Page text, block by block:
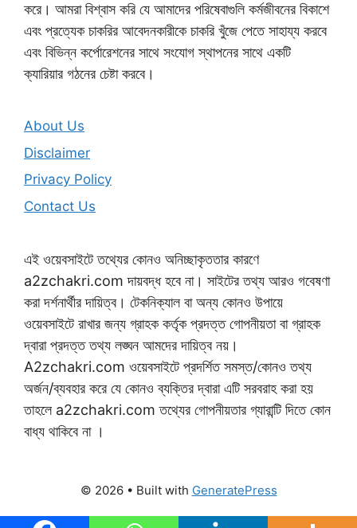
করে। আমরা বিশ্বাস করি যে আমাদের পরিষেবাগুলি কর্মজীবনের বিকাশে
এবং প্রত্যেক চাকরির আবেদনকারীকে চাকরি খুঁজে পেতে সাহায্য করবে
এবং বিভিন্ন কর্পোরেশনের সাথে সংযোগ স্থাপনের সাথে একটি
ক্যারিয়ার গঠনের চেষ্টা করবে।
About Us
Disclaimer
Privacy Policy
Contact Us
এই ওয়েবসাইটে তথ্যের কোনও অনিচ্ছাকৃততার কারণে
a2zchakri.com দায়বদ্ধ হবে না। সাইটের তথ্য আরও গবেষণা
করা দর্শনার্থীর দায়িত্ব। টেকনিক্যাল বা অন্য কোনও উপায়ে
ওয়েবসাইটে রাখার জন্য গ্রাহক কর্তৃক প্রদত্ত গোপনীয়তা বা গ্রাহক
দ্বারা প্রদত্ত তথ্য লঙ্ঘন আমদের দায়িত্ব নয়।
A2zchakri.com ওয়েবসাইটে প্রদর্শিত সমস্ত/কোনও তথ্য
অর্জন/ব্যবহার করে যে কোনও ব্যক্তির দ্বারা এটি সরবরাহ করা হয়
তাহলে a2zchakri.com তথ্যের গোপনীয়তার গ্যারান্টি দিতে কোন
বাধ্য থাকিবে না ।
© 2026 • Built with GeneratePress